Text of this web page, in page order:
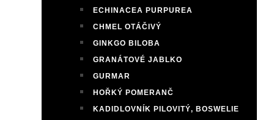
ECHINACEA PURPUREA
CHMEL OTÁČIVÝ
GINKGO BILOBA
GRANÁTOVÉ JABLKO
GURMAR
HOŘKÝ POMERANČ
KADIDLOVNÍK PILOVITÝ, BOSWELIE